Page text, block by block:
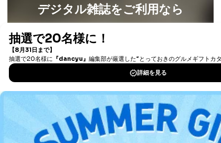
・運転免許証の写し
D.手数料について
利用目的の通知、開示対象個人情報の開示請求につ
いては、1回の申請ごとに手数料、郵送料が必要で
郵送料：860円（内訳：定形110円、書留480円、本
人限定受取郵便270円)
※上記郵送料は国内郵便の場合の費用です。国外へ
の郵送の場合は、実費をご負担いただきます。
手数料等の支払方法
費用のお支払方法は、郵送料分の郵便定額小為替を
デジタル雑誌をご利用なら
書籍）が無料で読み放題！
DOWNLOAD FOR IOS
DOWNLOAD FOR ANDROID
ご利用方法はこちら